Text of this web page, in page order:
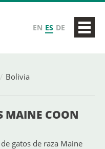
EN ES DE
Bolivia
MAINE COON
gatos de raza Maine